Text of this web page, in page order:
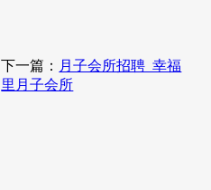
下一篇： 月子会所招聘_幸福
里月子会所